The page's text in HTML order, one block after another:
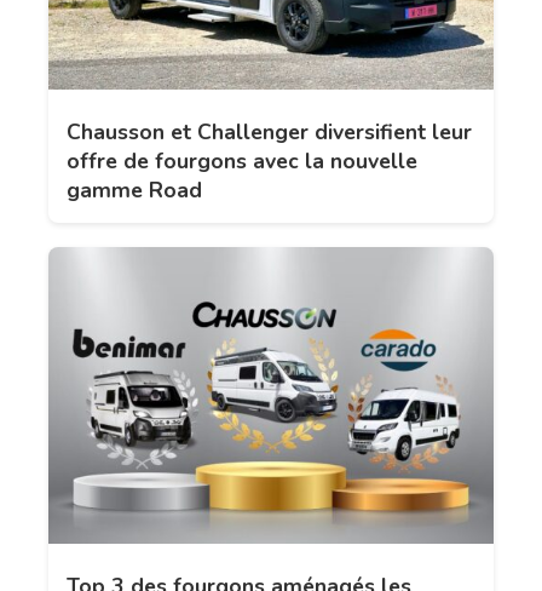
Chausson et Challenger diversifient leur
offre de fourgons avec la nouvelle
gamme Road